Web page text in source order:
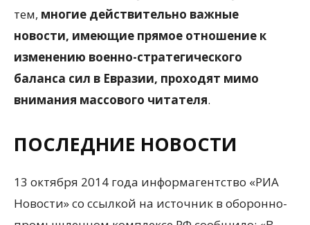
тем, многие действительно важные
новости, имеющие прямое отношение к
изменению военно-стратегического
баланса сил в Евразии, проходят мимо
внимания массового читателя.
ПОСЛЕДНИЕ НОВОСТИ
13 октября 2014 года информагентство «РИА
Новости» со ссылкой на источник в оборонно-